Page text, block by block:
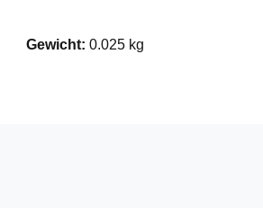
Gewicht: 0.025 kg